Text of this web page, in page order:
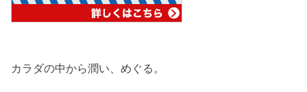
カラダの中から潤い、めぐる。